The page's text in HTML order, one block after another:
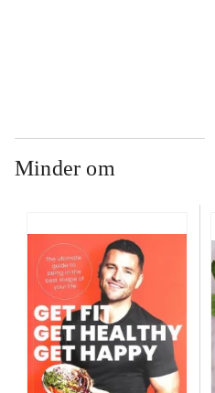
Minder om